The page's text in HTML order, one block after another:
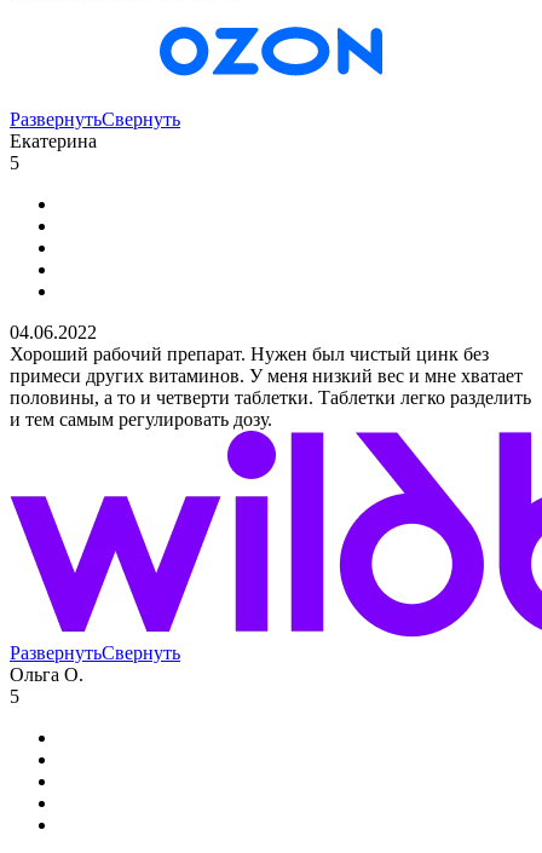
РазвернутьСвернуть
Екатерина
5
04.06.2022
Хороший рабочий препарат. Нужен был чистый цинк без
примеси других витаминов. У меня низкий вес и мне хватает
половины, а то и четверти таблетки. Таблетки легко разделить
и тем самым регулировать дозу.
РазвернутьСвернуть
Ольга О.
5